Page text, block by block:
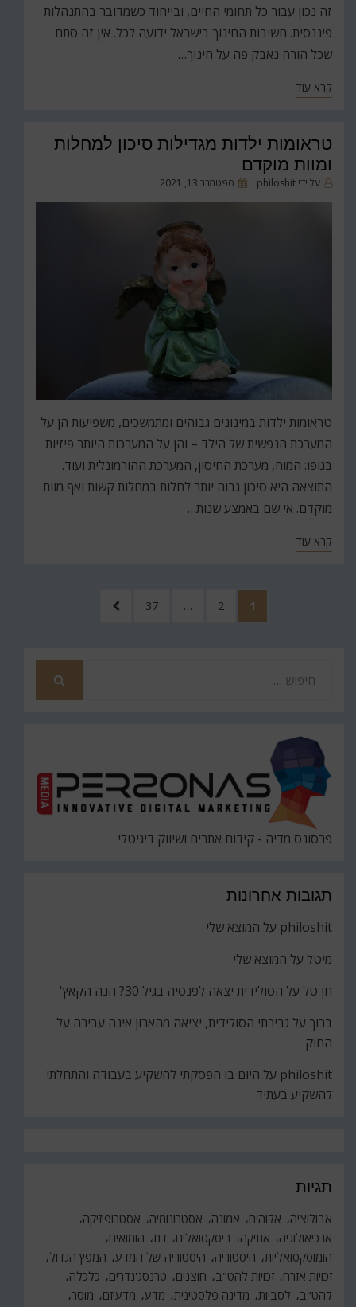
זה נכון עבור כל תחומי החיים, ובייחוד כשמדובר בהתנהלות
פיננסית. חשיבות החינוך בישראל ידועה לכל. אין זה סתם
שכל הורה נאבק פה על חינוך…
קרא עוד
טראומות ילדות מגדילות סיכון למחלות
ומוות מוקדם
על ידי philoshit
פורסםספטמבר 13, 2021
טראומות ילדות במינונים גבוהים ומתמשכים, משפיעות הן על
המערכת הנפשית של הילד – והן על המערכות היותר פיזיות
בגופו: המוח, מערכת החיסון, המערכת ההורמונלית ועוד.
התוצאה היא סיכון גבוה יותר לחלות במחלות קשות ואף מוות
מוקדם. אי שם באמצע שנות…
קרא עוד
pagination
עמוד
1 עמוד
2
… עמוד
37
לעמוד
פרסונס מדיה - קידום אתרים ושיווק דיגיטלי
תגובות אחרונות
philoshit על המוצא שלי
מיטל על המוצא שלי
חן טל על הסולידית יצאה לפנסיה בגיל 30? הנה הקאץ'
ברוך על גבירתי הסולידית, יציאה מהארון אינה עבירה על
החוק
philoshit על היום בו הפסקתי להשקיע בעבודה והתחלתי
להשקיע בעתיד
תגיות
אבולוציה אלוהים אמונה אסטרונומיה
אסטרופיזיקה
ארכיאולוגיה
אתיקה ביסקסואלים דת הומואים
הומוסקסואליות היסטוריה היסטוריה של המדע המפץ הגדול
זכויות אזרח זכויות להט"ב חוצנים טרנסג'נדרים
כלכלה
להט"ב
לסביות מדינה פלסטינית מדע מדעיזם
מוסר